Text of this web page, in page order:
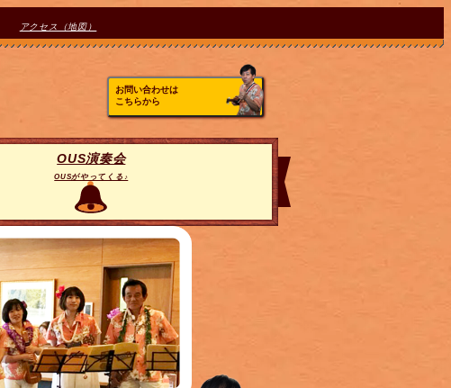
アクセス（地図）
お問い合わせは
こちらから
OUS演奏会
OUSがやってくる♪